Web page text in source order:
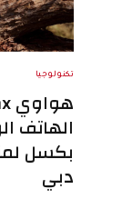
تكنولوجيا
بكسل
دبي